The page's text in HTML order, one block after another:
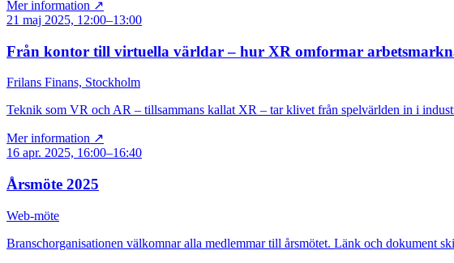
Mer information ↗
21 maj 2025, 12:00–13:00
Från kontor till virtuella världar – hur XR omformar
Frilans Finans, Stockholm
Teknik som VR och AR – tillsammans kallat XR – tar klivet från spelvärlden in i
Mer information ↗
16 apr. 2025, 16:00–16:40
Årsmöte 2025
Web-möte
Branschorganisationen välkomnar alla medlemmar till årsmötet. Länk och dokument